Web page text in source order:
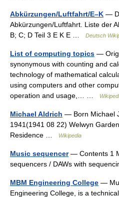
Abkürzungen/Luftfahrt/E–K —
Abkürzungen/Luftfahrt. Liste der
B; C; D Teil 3 E K E …
Deutsch
List of computing topics —
synonymous with counting and
technology of mathematical
using computers and other
operation and usage,… …
Michael Aldrich — Born Michael
1941(1941 08 22) Welwyn
Residence …
Wikipedia
Music sequencer— Contents 1
sequencers / DAWs with
MBM Engineering College —
Engineering College, is a